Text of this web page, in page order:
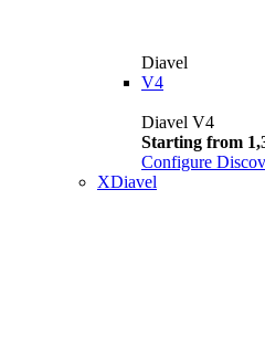
Diavel
V4
Diavel V4
Starting from
Configure
XDiavel